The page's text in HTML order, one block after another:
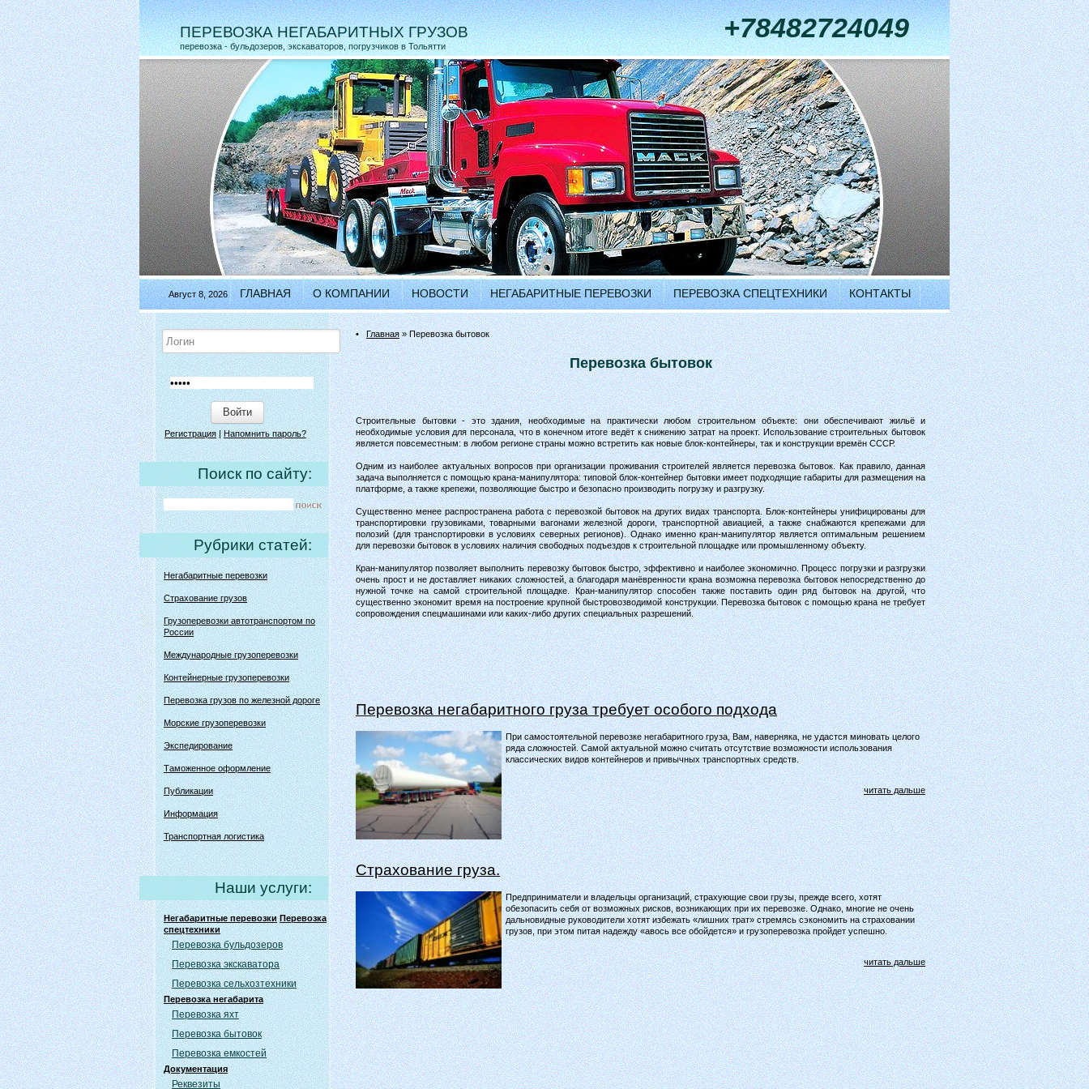
+78482724049
ПЕРЕВОЗКА НЕГАБАРИТНЫХ ГРУЗОВ
перевозка - бульдозеров, экскаваторов, погрузчиков в Тольятти
Август 8, 2026 ГЛАВНАЯ О КОМПАНИИ НОВОСТИ НЕГАБАРИТНЫЕ ПЕРЕВОЗКИ ПЕРЕВОЗКА СПЕЦТЕХНИКИ КОНТАКТЫ
Войти
Регистрация|Напомнить пароль?
Поиск по сайту:
Рубрики статей:
Негабаритные перевозки
Страхование грузов
Грузоперевозки автотранспортом по
России
Международные грузоперевозки
Контейнерные грузоперевозки
Перевозка грузов по железной дороге
Морские грузоперевозки
Экспедирование
Таможенное оформление
Публикации
Информация
Транспортная логистика
Наши услуги:
Негабаритные перевозки Перевозка
спецтехники
Перевозка бульдозеров
Перевозка экскаватора
Перевозка сельхозтехники
Перевозка негабарита
Перевозка яхт
Перевозка бытовок
Перевозка емкостей
Документация
Реквезиты
•Главная» Перевозка бытовок
Перевозка бытовок
Строительные бытовки - это здания, необходимые на практически любом строительном объекте: они обеспечивают жильё и
необходимые условия для персонала, что в конечном итоге ведёт к снижению затрат на проект. Использование строительных бытовок
является повсеместным: в любом регионе страны можно встретить как новые блок-контейнеры, так и конструкции времён СССР.
Одним из наиболее актуальных вопросов при организации проживания строителей является перевозка бытовок. Как правило, данная
задача выполняется с помощью крана-манипулятора: типовой блок-контейнер бытовки имеет подходящие габариты для размещения на
платформе, а также крепежи, позволяющие быстро и безопасно производить погрузку и разгрузку.
Существенно менее распространена работа с перевозкой бытовок на других видах транспорта. Блок-контейнеры унифицированы для
транспортировки грузовиками, товарными вагонами железной дороги, транспортной авиацией, а также снабжаются крепежами для
полозий (для транспортировки в условиях северных регионов). Однако именно кран-манипулятор является оптимальным решением
для перевозки бытовок в условиях наличия свободных подъездов к строительной площадке или промышленному объекту.
Кран-манипулятор позволяет выполнить перевозку бытовок быстро, эффективно и наиболее экономично. Процесс погрузки и разгрузки
очень прост и не доставляет никаких сложностей, а благодаря манёвренности крана возможна перевозка бытовок непосредственно до
нужной точке на самой строительной площадке. Кран-манипулятор способен также поставить один ряд бытовок на другой, что
существенно экономит время на построение крупной быстровозводимой конструкции. Перевозка бытовок с помощью крана не требует
сопровождения спецмашинами или каких-либо других специальных разрешений.
Перевозка негабаритного груза требует особого подхода
При самостоятельной перевозке негабаритного груза, Вам, наверняка, не удастся миновать целого
ряда сложностей. Самой актуальной можно считать отсутствие возможности использования
классических видов контейнеров и привычных транспортных средств.
читать дальше
Страхование груза.
Предприниматели и владельцы организаций, страхующие свои грузы, прежде всего, хотят
обезопасить себя от возможных рисков, возникающих при их перевозке. Однако, многие не очень
дальновидные руководители хотят избежать «лишних трат» стремясь сэкономить на страховании
грузов, при этом питая надежду «авось все обойдется» и грузоперевозка пройдет успешно.
читать дальше